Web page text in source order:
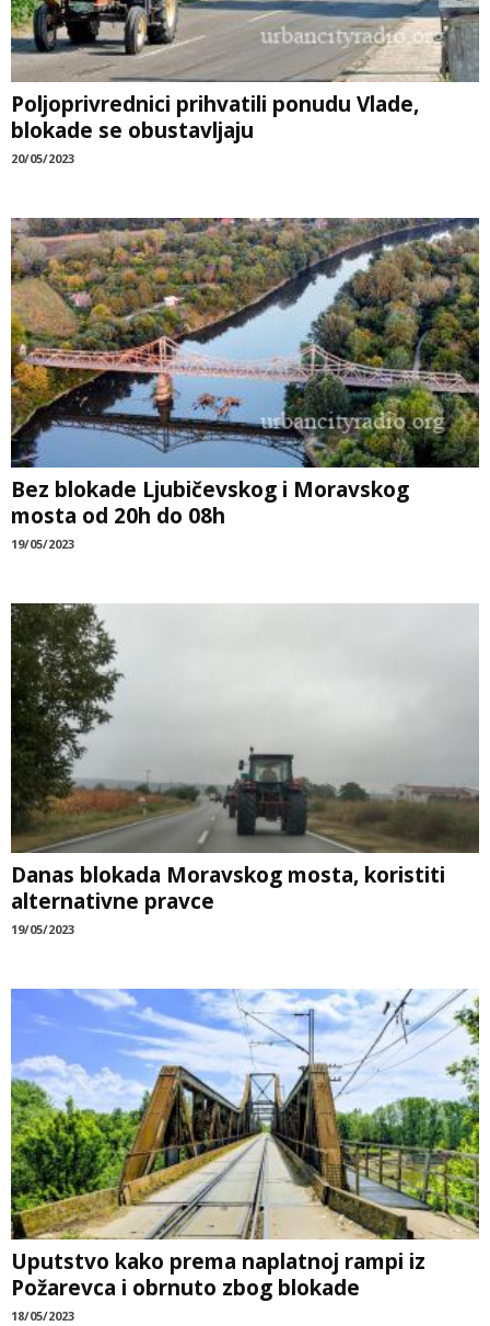
Poljoprivrednici prihvatili ponudu Vlade,
blokade se obustavljaju
20/05/2023
Bez blokade Ljubičevskog i Moravskog
mosta od 20h do 08h
19/05/2023
Danas blokada Moravskog mosta, koristiti
alternativne pravce
19/05/2023
Uputstvo kako prema naplatnoj rampi iz
Požarevca i obrnuto zbog blokade
18/05/2023